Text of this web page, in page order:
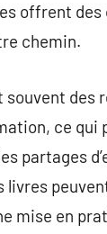
offrent
chemin.
des
ce
partages
livres
mise en